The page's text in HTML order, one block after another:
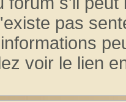
pas
voir le lien